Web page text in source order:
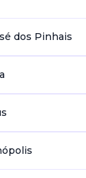
dos Pinhais